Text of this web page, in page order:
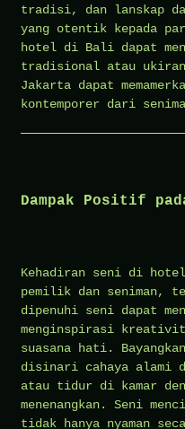
tradisi, dan lanskap
yang otentik kepada
hotel di Bali dapat
tradisional atau
Jakarta dapat
kontemporer dari
Dampak Positif
Kehadiran seni di hotel
pemilik dan seniman,
dipenuhi seni dapat
menginspirasi
suasana hati.
disinari cahaya alami
atau tidur di kamar
menenangkan. Seni
tidak hanya nyaman